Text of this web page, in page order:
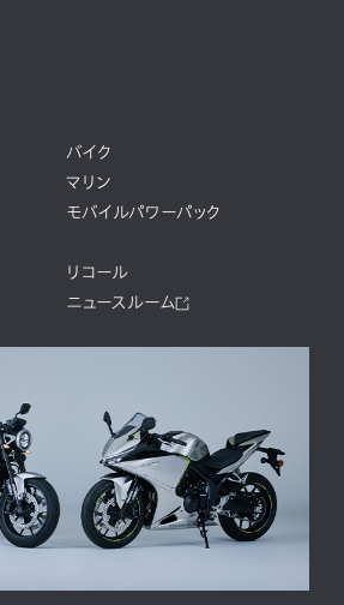
バイク
マリン
モバイルパワーパック
リコール
ニュースルーム